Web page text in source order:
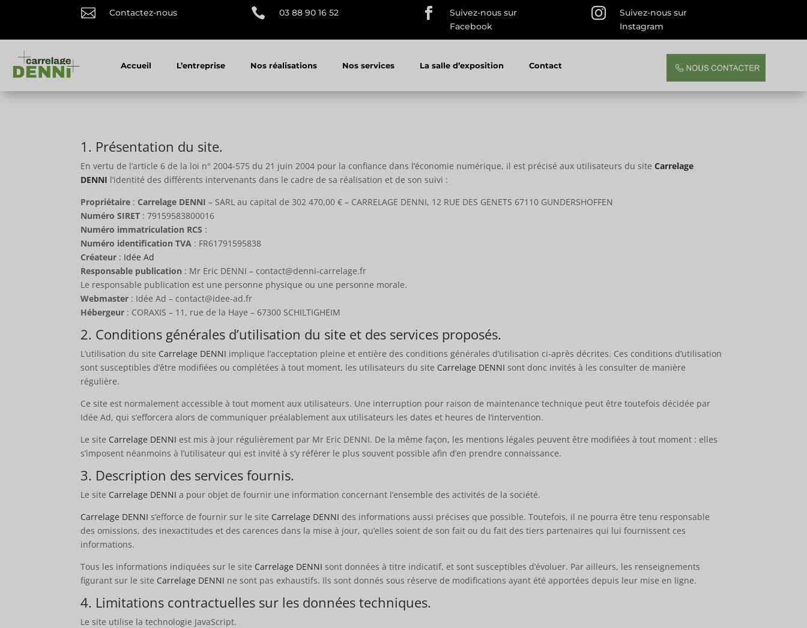
 Contactez-nous  03 88 90 16 52 
Suivez-nous sur
Facebook

Suivez-nous sur
Instagram
Accueil L’entreprise Nos réalisations Nos services La salle d’exposition Contact
1. Présentation du site.
En vertu de l’article 6 de la loi n° 2004-575 du 21 juin 2004 pour la confiance dans l’économie numérique, il est précisé aux utilisateurs du site Carrelage
DENNI l’identité des différents intervenants dans le cadre de sa réalisation et de son suivi :
Propriétaire : Carrelage DENNI – SARL au capital de 302 470,00 € – CARRELAGE DENNI, 12 RUE DES GENETS 67110 GUNDERSHOFFEN
Numéro SIRET : 79159583800016
Numéro immatriculation RCS :
Numéro identification TVA : FR61791595838
Créateur : Idée Ad
Responsable publication : Mr Eric DENNI – contact@denni-carrelage.fr
Le responsable publication est une personne physique ou une personne morale.
Webmaster : Idée Ad – contact@idee-ad.fr
Hébergeur : CORAXIS – 11, rue de la Haye – 67300 SCHILTIGHEIM
2. Conditions générales d’utilisation du site et des services proposés.
L’utilisation du site Carrelage DENNI implique l’acceptation pleine et entière des conditions générales d’utilisation ci-après décrites. Ces conditions d’utilisation
sont susceptibles d’être modifiées ou complétées à tout moment, les utilisateurs du site Carrelage DENNI sont donc invités à les consulter de manière
régulière.
Ce site est normalement accessible à tout moment aux utilisateurs. Une interruption pour raison de maintenance technique peut être toutefois décidée par
Idée Ad, qui s’efforcera alors de communiquer préalablement aux utilisateurs les dates et heures de l’intervention.
Le site Carrelage DENNI est mis à jour régulièrement par Mr Eric DENNI. De la même façon, les mentions légales peuvent être modifiées à tout moment : elles
s’imposent néanmoins à l’utilisateur qui est invité à s’y référer le plus souvent possible afin d’en prendre connaissance.
3. Description des services fournis.
Le site Carrelage DENNI a pour objet de fournir une information concernant l’ensemble des activités de la société.
Carrelage DENNI s’efforce de fournir sur le site Carrelage DENNI des informations aussi précises que possible. Toutefois, il ne pourra être tenu responsable
des omissions, des inexactitudes et des carences dans la mise à jour, qu’elles soient de son fait ou du fait des tiers partenaires qui lui fournissent ces
informations.
Tous les informations indiquées sur le site Carrelage DENNI sont données à titre indicatif, et sont susceptibles d’évoluer. Par ailleurs, les renseignements
figurant sur le site Carrelage DENNI ne sont pas exhaustifs. Ils sont donnés sous réserve de modifications ayant été apportées depuis leur mise en ligne.
4. Limitations contractuelles sur les données techniques.
Le site utilise la technologie JavaScript.